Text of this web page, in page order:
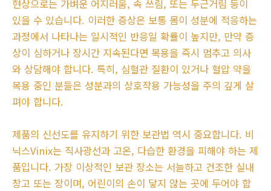
현상으로는 가벼운 어지러움, 속 쓰림, 또는 두근거림 등이
있을 수 있습니다. 이러한 증상은 보통 몸이 성분에 적응하는
과정에서 나타나는 일시적인 반응일 확률이 높지만, 만약 증
상이 심하거나 장시간 지속된다면 복용을 즉시 멈추고 의사
와 상담해야 합니다. 특히, 심혈관 질환이 있거나 혈압 약을
복용 중인 분들은 성분과의 상호작용 가능성을 주의 깊게 살
펴야 합니다.
제품의 신선도를 유지하기 위한 보관법 역시 중요합니다. 비
닉스Vinix는 직사광선과 고온, 다습한 환경을 피해야 하는 제
품입니다. 가장 이상적인 보관 장소는 서늘하고 건조한 실내
창고 또는 장이며, 어린이의 손이 닿지 않는 곳에 두어야 합